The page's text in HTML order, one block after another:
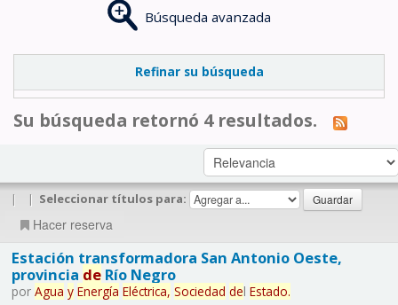
Búsqueda avanzada
Refinar su búsqueda
Su búsqueda retornó 4 resultados.
| | Seleccionar títulos para:
Hacer reserva
Estación transformadora San Antonio Oeste,
provincia deRío Negro
por Agua y Energía Eléctrica, Sociedad del Estado.